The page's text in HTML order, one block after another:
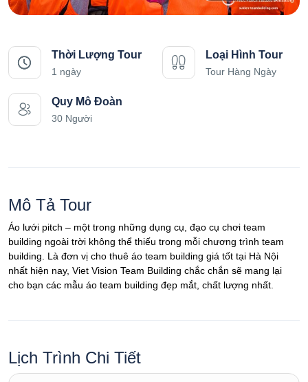
Thời Lượng Tour
1 ngày
Loại Hình Tour
Tour Hàng Ngày
Quy Mô Đoàn
30 Người
Mô Tả Tour
Áo lưới pitch – một trong những dụng cụ, đạo cụ chơi team
building ngoài trời không thể thiếu trong mỗi chương trình team
building. Là đơn vị cho thuê áo team building giá tốt tại Hà Nội
nhất hiện nay, Viet Vision Team Building chắc chắn sẽ mang lại
cho bạn các mẫu áo team building đẹp mắt, chất lượng nhất.
Lịch Trình Chi Tiết